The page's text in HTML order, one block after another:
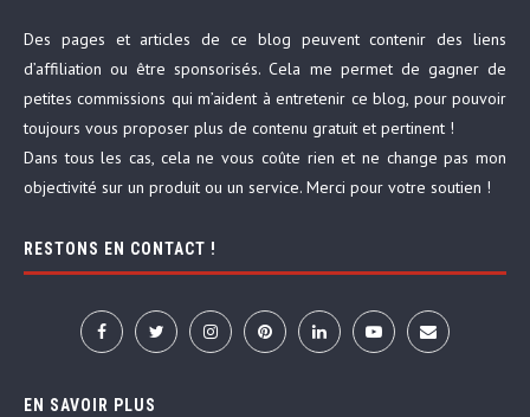
Des pages et articles de ce blog peuvent contenir des liens
d’affiliation ou être sponsorisés. Cela me permet de gagner de
petites commissions qui m’aident à entretenir ce blog, pour pouvoir
toujours vous proposer plus de contenu gratuit et pertinent !
Dans tous les cas, cela ne vous coûte rien et ne change pas mon
objectivité sur un produit ou un service. Merci pour votre soutien !
RESTONS EN CONTACT !
EN SAVOIR PLUS